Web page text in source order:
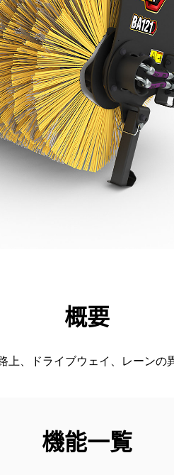
ツアー
概要
、ドライブウェイ、レーンの
機能一覧